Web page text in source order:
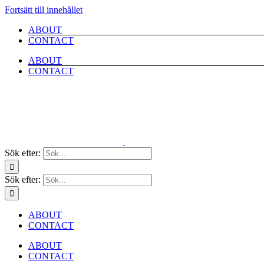
Fortsätt till innehållet
ABOUT
CONTACT
ABOUT
CONTACT
Sök efter:
Sök efter:
ABOUT
CONTACT
ABOUT
CONTACT